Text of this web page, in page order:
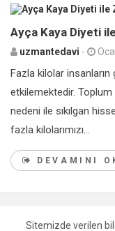
Ayça Kaya Diyeti
uzmantedavi -
Fazla kilolar insanların
etkilemektedir.
nedeni ile sıkılgan
fazla kilolarımızı...
DEVAMINI
Sitemizde verilen